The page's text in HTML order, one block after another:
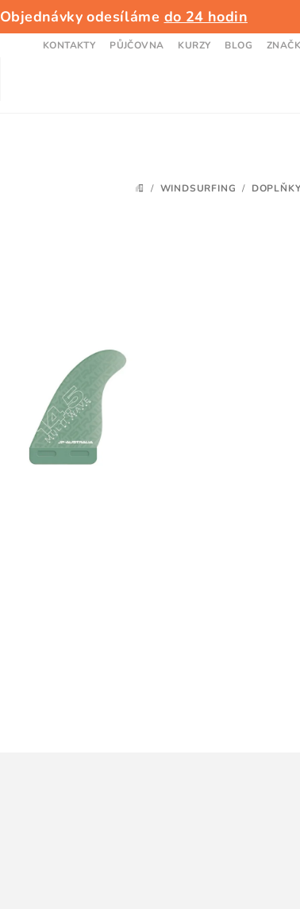
Objednávky odesíláme do 24 hodin
KONTAKTY PŮJČOVNA KURZY BLOG
DOMŮ
/ WINDSURFING /